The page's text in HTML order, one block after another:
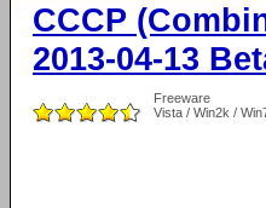
CCCP
2013-04-13
Freeware
Vista / Win2k /